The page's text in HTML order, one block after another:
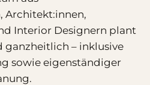
Architekt:innen,
Interior Designern plant
ganzheitlich – inklusive
sowie eigenständiger